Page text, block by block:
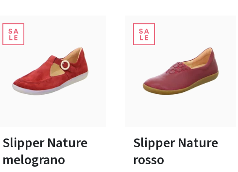
Slipper Nature
melograno
Slipper Nature
rosso